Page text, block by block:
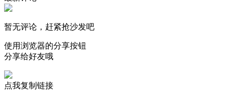
暂无评论，赶紧抢沙发吧
使用浏览器的分享按钮
分享给好友哦
点我复制链接